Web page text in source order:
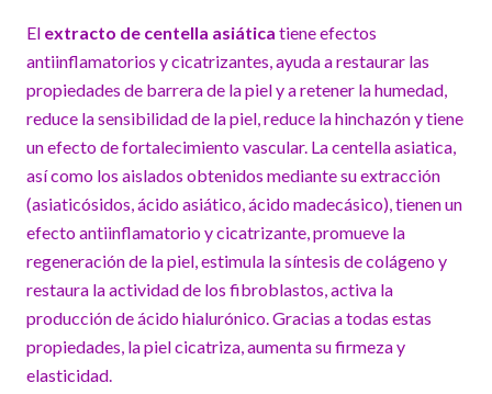
El extracto de centella asiática tiene efectos
antiinflamatorios y cicatrizantes, ayuda a restaurar las
propiedades de barrera de la piel y a retener la humedad,
reduce la sensibilidad de la piel, reduce la hinchazón y tiene
un efecto de fortalecimiento vascular. La centella asiatica,
así como los aislados obtenidos mediante su extracción
(asiaticósidos, ácido asiático, ácido madecásico), tienen un
efecto antiinflamatorio y cicatrizante, promueve la
regeneración de la piel, estimula la síntesis de colágeno y
restaura la actividad de los fibroblastos, activa la
producción de ácido hialurónico. Gracias a todas estas
propiedades, la piel cicatriza, aumenta su firmeza y
elasticidad.